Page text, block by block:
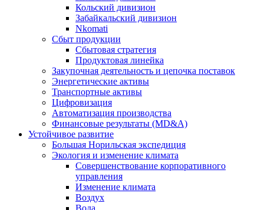
Кольский дивизион
Забайкальский дивизион
Nkomati
Сбыт продукции
Сбытовая стратегия
Продуктовая линейка
Закупочная деятельность и цепочка поставок
Энергетические активы
Транспортные активы
Цифровизация
Автоматизация производства
Финансовые результаты (MD&A)
Устойчивое развитие
Большая Норильская экспедиция
Экология и изменение климата
Совершенствование корпоративного
управления
Изменение климата
Воздух
Вода